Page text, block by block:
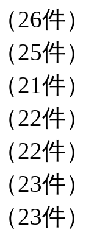
（26件）
（25件）
（21件）
（22件）
（22件）
（23件）
（23件）